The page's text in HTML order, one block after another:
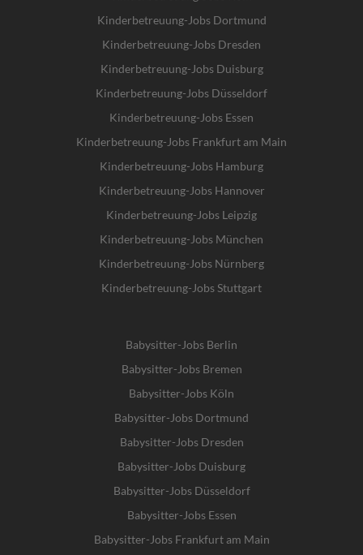
Kinderbetreuung-Jobs Dortmund
Kinderbetreuung-Jobs Dresden
Kinderbetreuung-Jobs Duisburg
Kinderbetreuung-Jobs Düsseldorf
Kinderbetreuung-Jobs Essen
Kinderbetreuung-Jobs Frankfurt am Main
Kinderbetreuung-Jobs Hamburg
Kinderbetreuung-Jobs Hannover
Kinderbetreuung-Jobs Leipzig
Kinderbetreuung-Jobs München
Kinderbetreuung-Jobs Nürnberg
Kinderbetreuung-Jobs Stuttgart
Babysitter-Jobs Berlin
Babysitter-Jobs Bremen
Babysitter-Jobs Köln
Babysitter-Jobs Dortmund
Babysitter-Jobs Dresden
Babysitter-Jobs Duisburg
Babysitter-Jobs Düsseldorf
Babysitter-Jobs Essen
Babysitter-Jobs Frankfurt am Main